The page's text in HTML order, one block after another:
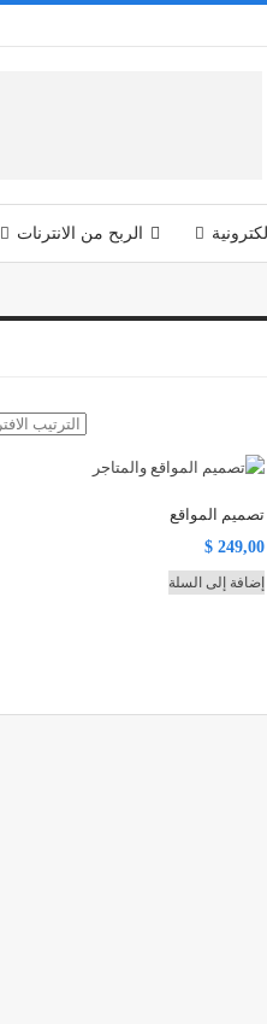
الربح من الانترنات
تصميم المواقع
$249,00
إضافة إلى السلة